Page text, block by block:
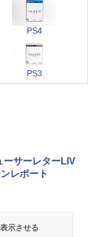
PS4
PS3
ーサーレターLIV
レポート
示させる